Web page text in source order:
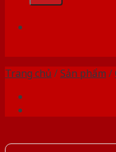
Trang chủ /Sản phẩm /